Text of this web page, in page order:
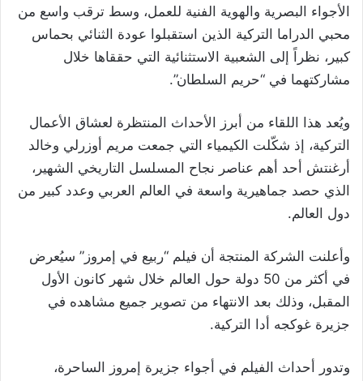
الأجواء البصرية والهوية الفنية للعمل، وسط ترقب واسع من
محبي الدراما التركية الذين استقبلوا عودة الثنائي بحماس
كبير، نظراً إلى الشعبية الاستثنائية التي حققاها خلال
مشاركتهما في “حريم السلطان”.
ويُعد هذا اللقاء من أبرز الأحداث المنتظرة لعشاق الأعمال
التركية، إذ شكّلت الكيمياء التي جمعت مريم أوزرلي وخالد
أرغنتش أحد أهم عناصر نجاح المسلسل التاريخي الشهير،
الذي حصد جماهيرية واسعة في العالم العربي وعدد كبير من
دول العالم.
وأعلنت الشركة المنتجة أن فيلم “ربيع في إمروز” سيُعرض
في أكثر من 50 دولة حول العالم خلال شهر كانون الأول
المقبل، وذلك بعد الانتهاء من تصوير جميع مشاهده في
جزيرة غوكجه أدا التركية.
وتدور أحداث الفيلم في أجواء جزيرة إمروز الساحرة،